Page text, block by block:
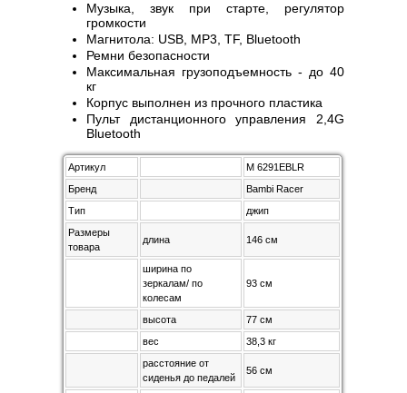
Музыка, звук при старте, регулятор
громкости
Магнитола: USB, MP3, TF, Bluetooth
Ремни безопасности
Максимальная грузоподъемность - до 40
кг
Корпус выполнен из прочного пластика
Пульт дистанционного управления 2,4G
Bluetooth
Артикул
M 6291EBLR
Бренд
Bambi Racer
Тип
джип
Размеры
товара
длина 146 см
ширина по
зеркалам/ по
колесам
93 см
высота
77 см
вес
38,3 кг
расстояние от
сиденья до педалей
56 см